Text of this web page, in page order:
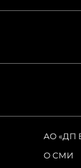
АО «ДП
О СМИ